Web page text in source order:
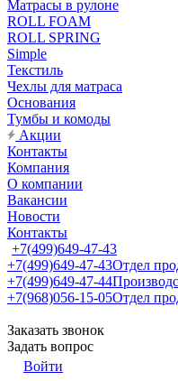
Матрасы в рулоне
ROLL FOAM
ROLL SPRING
Simple
Текстиль
Чехлы для матраса
Основания
Тумбы и комоды
Акции
Контакты
Компания
О компании
Вакансии
Новости
Контакты
+7(499)649-47-43
+7(499)649-47-43Отдел
+7(499)649-47-44
+7(968)056-15-05Отдел
Заказать звонок
Задать вопрос
Войти